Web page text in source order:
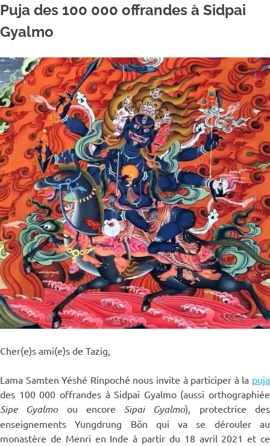
Puja des 100 000 offrandes à Sidpai
Gyalmo
Cher(e)s ami(e)s de Tazig,
Lama Samten Yéshé Rinpoché nous invite à participer à la puja
des 100 000 offrandes à Sidpai Gyalmo (aussi orthographiée
Sipe Gyalmoou encore Sipai Gyalmo), protectrice des
enseignements Yungdrung Bön qui va se dérouler au
monastère de Menri en Inde à partir du 18 avril 2021 et ce